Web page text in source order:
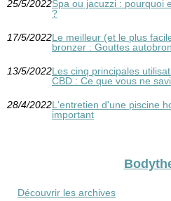
25/5/2022Spa ou jacuzzi : pourquoi
?
17/5/2022Le meilleur (et le plus
bronzer : Gouttes
13/5/2022Les cinq principales
CBD : Ce que vous ne
28/4/2022L'entretien d'une piscine
important
Découvrir les archives